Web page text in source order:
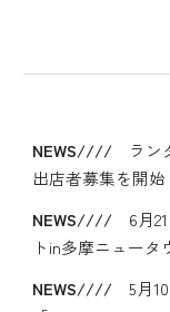
NEWS////
ラン
出店者募集を開始
NEWS//// 6月
トin多摩ニュー
NEWS////
5月